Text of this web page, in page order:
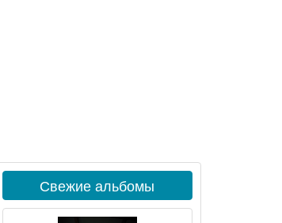
Свежие альбомы